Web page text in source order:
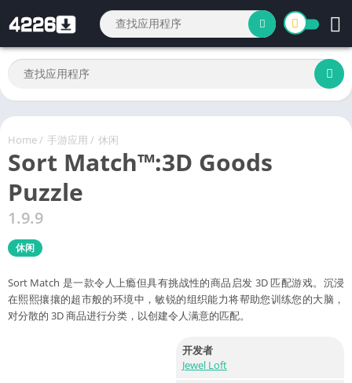
Home/ 手游应用 / 休闲
Sort Match™:3D Goods
Puzzle
1.9.9
休闲
Sort Match 是一款令人上瘾但具有挑战性的商品启发 3D 匹配游戏。沉浸
在熙熙攘攘的超市般的环境中，敏锐的组织能力将帮助您训练您的大脑，
对分散的 3D 商品进行分类，以创建令人满意的匹配。
开发者
Jewel Loft